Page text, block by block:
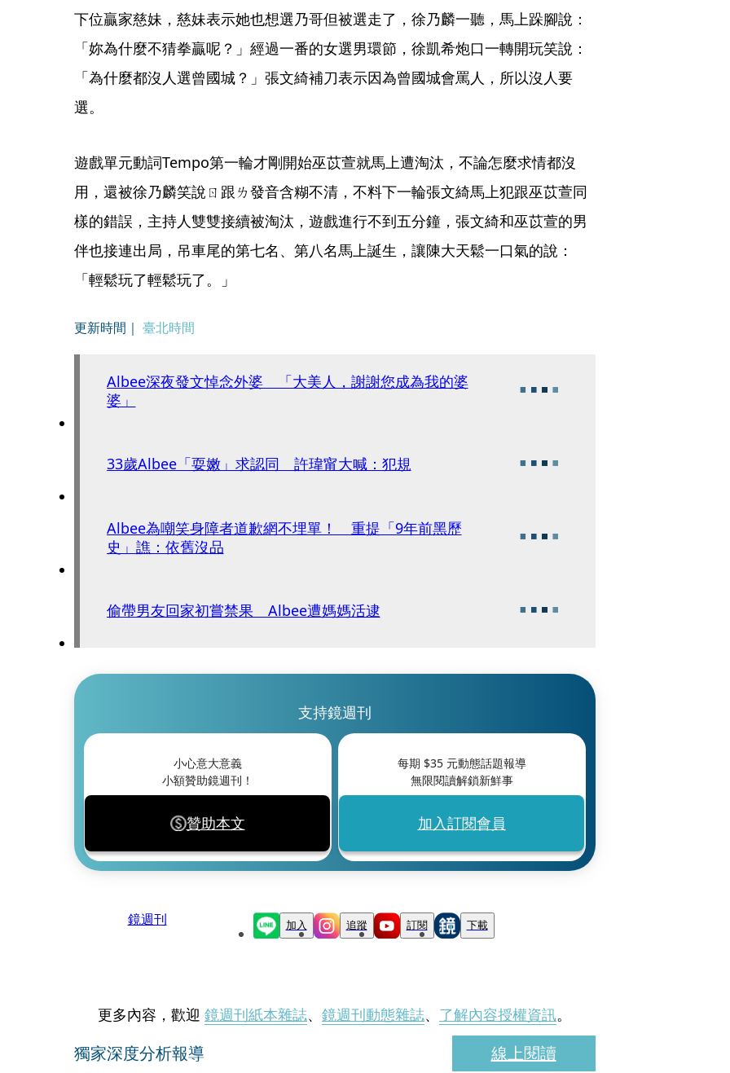
下位贏家慈妹，慈妹表示她也想選乃哥但被選走了，徐乃麟一聽，馬上跺腳說：
「妳為什麼不猜拳贏呢？」經過一番的女選男環節，徐凱希炮口一轉開玩笑說：
「為什麼都沒人選曾國城？」張文綺補刀表示因為曾國城會罵人，所以沒人要
選。
遊戲單元動詞Tempo第一輪才剛開始巫苡萱就馬上遭淘汰，不論怎麼求情都沒
用，還被徐乃麟笑說ㄖ跟ㄌ發音含糊不清，不料下一輪張文綺馬上犯跟巫苡萱同
樣的錯誤，主持人雙雙接續被淘汰，遊戲進行不到五分鐘，張文綺和巫苡萱的男
伴也接連出局，吊車尾的第七名、第八名馬上誕生，讓陳大天鬆一口氣的說：
「輕鬆玩了輕鬆玩了。」
更新時間｜ 臺北時間
Albee深夜發文悼念外婆 「大美人，謝謝您成為我的婆
婆」
33歲Albee「耍嫩」求認同 許瑋甯大喊：犯規
Albee為嘲笑身障者道歉網不埋單！ 重提「9年前黑歷
史」譙：依舊沒品
偷帶男友回家初嘗禁果 Albee遭媽媽活逮
支持鏡週刊
小心意大意義
小額贊助鏡週刊！
贊助本文
每期 $35元動態話題報導
無限閱讀解鎖新鮮事
加入訂閱會員
鏡週刊 加入 追蹤 訂閱 下載
更多內容，歡迎 鏡週刊紙本雜誌、 鏡週刊動態雜誌、 了解內容授權資訊。
獨家深度分析報導 線上閱讀